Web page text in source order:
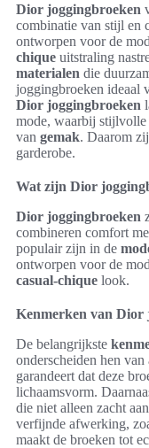
Dior joggingbroeken
combinatie van stijl en
ontworpen voor de
chique uitstraling
materialen die
joggingbroeken ideaal
Dior joggingbroeken
mode, waarbij stijlvolle
van gemak. Daarom
garderobe.
Wat zijn Dior
Dior joggingbroeken
combineren comfort
populair zijn in de
ontworpen voor de
casual-chique look.
Kenmerken van Dior
De belangrijkste
onderscheiden hen
garandeert dat deze
lichaamsvorm.
die niet alleen zacht
verfijnde afwerking,
maakt de broeken tot